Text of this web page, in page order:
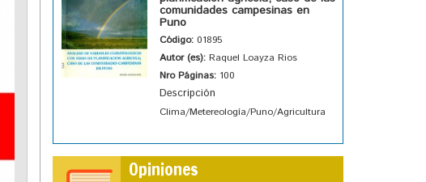
comunidades campesinas en
Puno
Código: 01895
Autor (es): Raquel Loayza Rios
Nro Páginas: 100
Descripción
Clima/Metereología/Puno/Agricultura
Opiniones